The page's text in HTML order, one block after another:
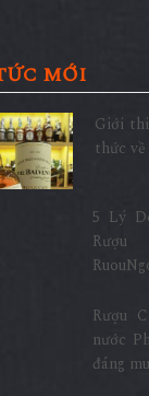
MỚI
Giới
thức
5 Lý
Rượu
nước
đáng